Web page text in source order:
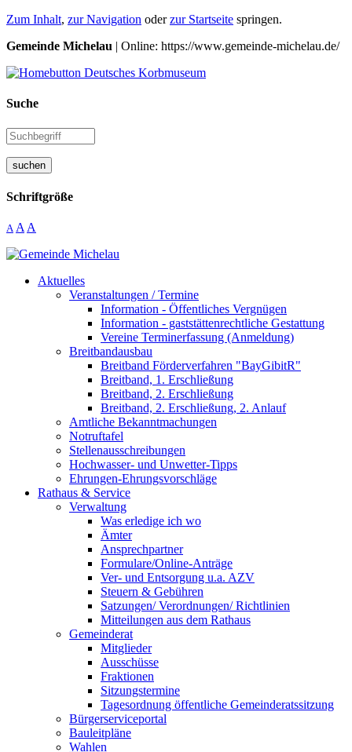
Zum Inhalt, zur Navigation oderzur Startseite springen.
Gemeinde Michelau | Online: https://www.gemeinde-michelau.de/
Suche
suchen
Schriftgröße
A A A
Aktuelles
Veranstaltungen / Termine
Information - Öffentliches Vergnügen
Information - gaststättenrechtliche Gestattung
Vereine Terminerfassung (Anmeldung)
Breitbandausbau
Breitband Förderverfahren "BayGibitR"
Breitband, 1. Erschließung
Breitband, 2. Erschließung
Breitband, 2. Erschließung, 2. Anlauf
Amtliche Bekanntmachungen
Notruftafel
Stellenausschreibungen
Hochwasser- und Unwetter-Tipps
Ehrungen-Ehrungsvorschläge
Rathaus & Service
Verwaltung
Was erledige ich wo
Ämter
Ansprechpartner
Formulare/Online-Anträge
Ver- und Entsorgung u.a. AZV
Steuern & Gebühren
Satzungen/ Verordnungen/ Richtlinien
Mitteilungen aus dem Rathaus
Gemeinderat
Mitglieder
Ausschüsse
Fraktionen
Sitzungstermine
Tagesordnung öffentliche Gemeinderatssitzung
Bürgerserviceportal
Bauleitpläne
Wahlen